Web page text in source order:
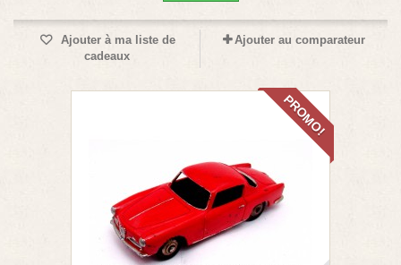
Ajouter à ma liste de
cadeaux
Ajouter au comparateur
PROMO!